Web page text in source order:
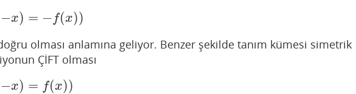
−x) = − f(x))
f(−x)= −f( x))
olması anlamına geliyor. Benzer şekilde tanım kümesi simetrik
ÇİFT olması
−x) = f(x))
(−x)= (x)